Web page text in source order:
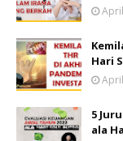
Hari
5
ala